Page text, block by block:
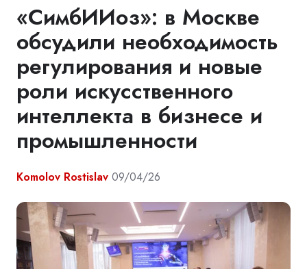
«СимбИИоз»: в Москве
обсудили необходимость
регулирования и новые
роли искусственного
интеллекта в бизнесе и
промышленности
Komolov Rostislav 09/04/26